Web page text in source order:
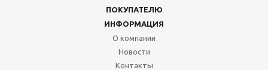
ПОКУПАТЕЛЮ
ИНФОРМАЦИЯ
О компании
Новости
Контакты